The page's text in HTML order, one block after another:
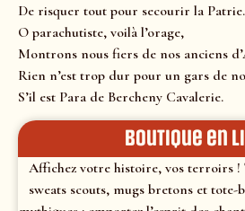
De risquer tout pour secourir la Patrie.
O parachutiste, voilà l’orage,
Montrons nous fiers de nos anciens
Rien n’est trop dur pour un gars de
S’il est Para de Bercheny Cavalerie.
Boutique en
Affichez votre histoire, vos terroirs
sweats scouts, mugs bretons et tote-